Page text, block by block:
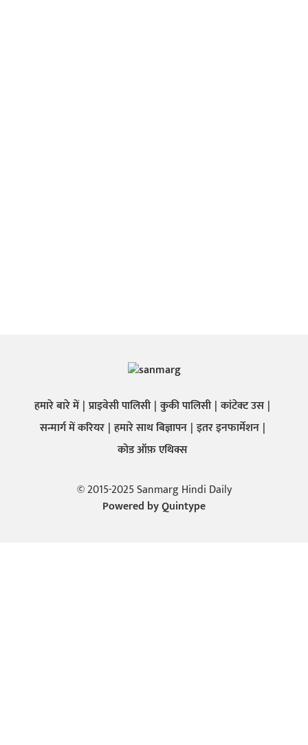
हमारे बारे में प्राइवेसी पालिसी कुकी पालिसी कांटेक्ट उस
सन्मार्ग में करियर हमारे साथ बिज्ञापन इतर इनफार्मेशन
कोड ऑफ़ एथिक्स
© 2015-2025 Sanmarg Hindi Daily
Powered byQuintype